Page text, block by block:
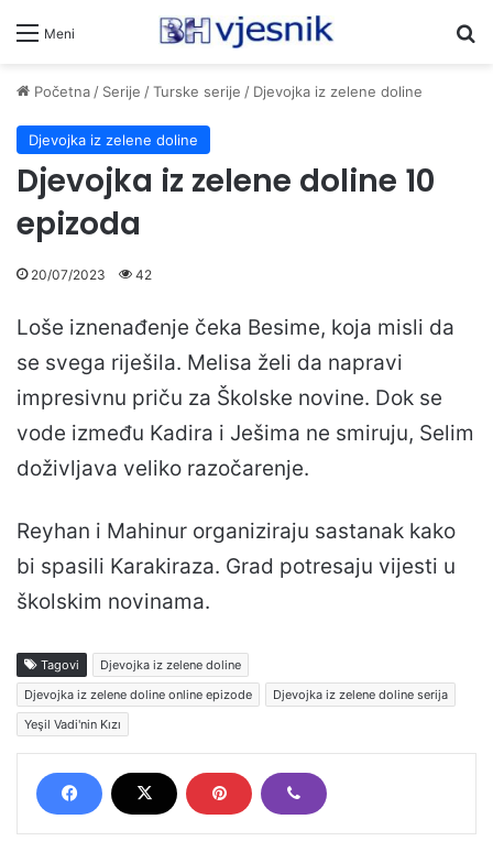
Meni
Početna/ Serije /Turske serije / Djevojka iz zelene doline
Djevojka iz zelene doline
Djevojka iz zelene doline 10
epizoda
20/07/2023 42
Loše iznenađenje čeka Besime, koja misli da
se svega riješila. Melisa želi da napravi
impresivnu priču za Školske novine. Dok se
vode između Kadira i Ješima ne smiruju, Selim
doživljava veliko razočarenje.
Reyhan i Mahinur organiziraju sastanak kako
bi spasili Karakiraza. Grad potresaju vijesti u
školskim novinama.
Tagovi
Djevojka iz zelene doline
Djevojka iz zelene doline online epizode
Djevojka iz zelene doline serija
Yeşil Vadi'nin Kızı